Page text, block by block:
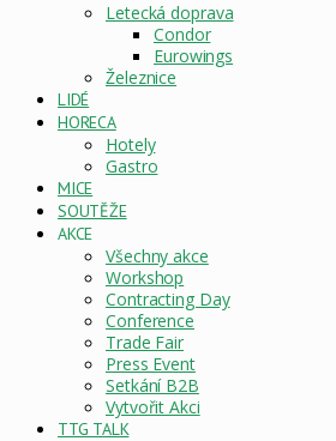
Letecká doprava
Condor
Eurowings
Železnice
LIDÉ
HORECA
Hotely
Gastro
MICE
SOUTĚŽE
AKCE
Všechny akce
Workshop
Contracting Day
Conference
Trade Fair
Press Event
Setkání B2B
Vytvořit Akci
TTG TALK